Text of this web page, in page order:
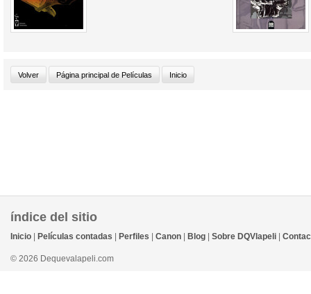
índice del sitio
Inicio Películas contadas Perfiles Canon Blog Sobre DQVlapeli
© 2026 Dequevalapeli.com